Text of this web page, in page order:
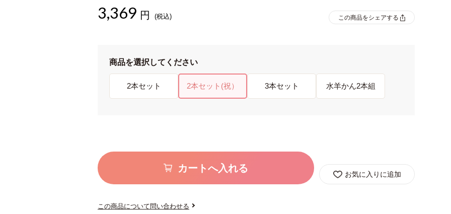
3,369 円 (税込) この商品をシェアする
商品を選択してください
2本セット 2本セット(祝） 3本セット 水羊かん2本組
カートへ入れる
お気に入りに追加
この商品について問い合わせる